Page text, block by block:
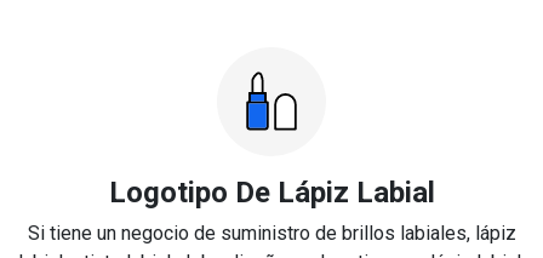
Logotipo De Lápiz Labial
Si tiene un negocio de suministro de brillos labiales, lápiz